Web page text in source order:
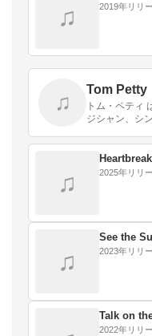
♫ 2019年リリ
♫
Tom Petty
トム・ペティ
ジシャン、シ
♫ 2025年リリ
♫
See the
2023年リリ
Talk on
2022年リリ